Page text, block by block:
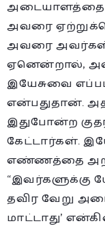
அடையாளத்தை
அவரை
அவரை அவர்கள்
ஏனென்றால்,
இயேசுவை
என்பதுதான்.
இதுபோன்ற
கேட்டார்கள்.
எண்ணத்தை
தவிர வேறு
மாட்டாது’